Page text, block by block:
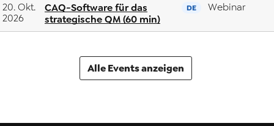
20. Okt.
2026
CAQ-Software für das
strategische QM (60 min)
DE Webinar
Alle Events anzeigen